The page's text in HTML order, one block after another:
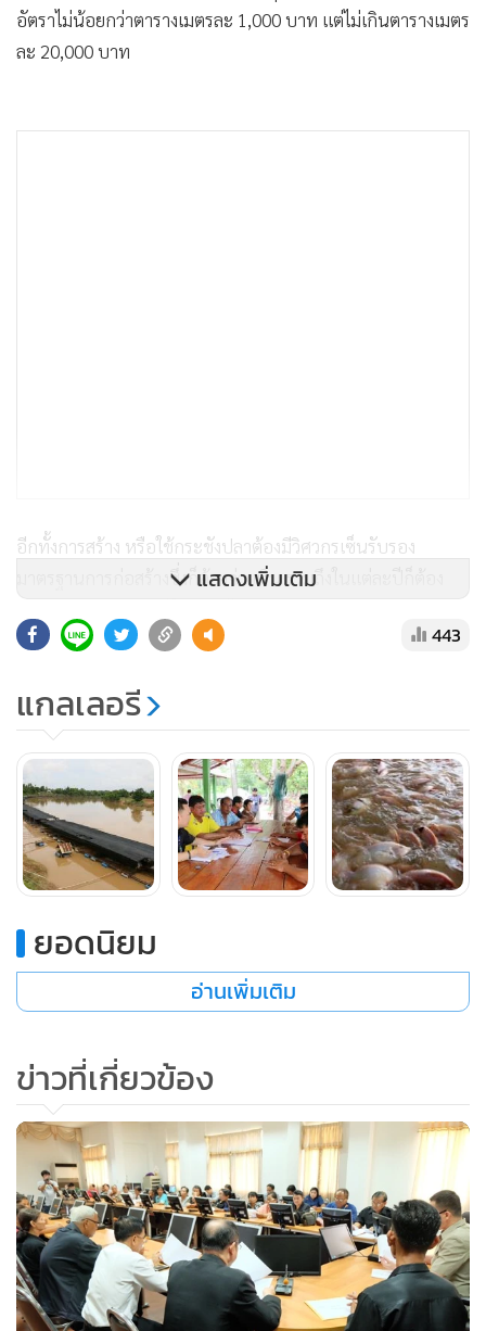
อัตราไม่น้อยกว่าตารางเมตรละ 1,000 บาท แต่ไม่เกินตารางเมตร
ละ 20,000 บาท
อีกทั้งการสร้าง หรือใช้กระชังปลาต้องมีวิศวกรเซ็นรับรอง
มาตรฐานการก่อสร้างซึ่งก็ต้องจ่ายเงิน รวมถึงในแต่ละปีก็ต้อง
บาท หรือถ้าเป็นการเลี้ยงปลากระชังเป็นธุรกิจ คือ ต้องจ่ายเป็น
สมาชิกกลุ่มผู้เลี้ยงปลาทับทิมในกระชังของบ้านวังกระดี่ทอง
ต.ย่านยาว อ.เมืองพิจิตร จึงขอให้รัฐบาลทบทวนการบังคับใช้
กฎหมายดังกล่าว เนื่องจากมีผลกระทบต่อเกษตรกรผู้เลี้ยงปลา
ในกระชังที่หาเช้ากินค่ำ รวมถึงถ้ามีรายจ่ายเพิ่มขึ้นก็ต้องผลัก
ภาระให้ผู้บริโภคที่จะต้องกินปลาน้ำจืดแพงขึ้น เพราะมีความ
จำเป็นจะต้องมีการขึ้นราคาปลาที่เลี้ยงในกระชัง
นายขัน กล่าวอีกว่า ขณะนี้เครือข่ายกลุ่มผู้เลี้ยงปลาในกระชัง
เกือบ 60 จังหวัด ได้นัดหมายกันว่าในวันที่ 6 มิ.ย.60 จะไปรวมตัว
กันที่ศาลากลางจังหวัดทุกแห่ง เพื่อยื่นหนังสือถึง พล.อ.ประยุทธ์
พิจารณาดำเนินมาตรการที่เหมาะสม เพื่อไม่ให้เกษตรกรได้รับ
ผลกระทบจากการใช้ พ.ร.บ.เดินเรือในน่านน้ำไทย (ฉบับที่ 17)
พ.ศ.2560 ดังกล่าว
แสดงเพิ่มเติม
443
แกลเลอรี
ยอดนิยม
อ่านเพิ่มเติม
ข่าวที่เกี่ยวข้อง